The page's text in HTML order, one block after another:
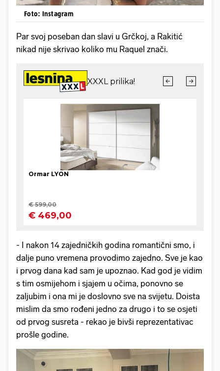
Foto: Instagram
Par svoj poseban dan slavi u Grčkoj, a Rakitić
nikad nije skrivao koliko mu Raquel znači.
- I nakon 14 zajedničkih godina romantični smo, i
dalje puno vremena provodimo zajedno. Sve je kao
i prvog dana kad sam je upoznao. Kad god je vidim
s tim osmijehom i sjajem u očima, ponovno se
zaljubim i ona mi je doslovno sve na svijetu. Doista
mislim da smo rođeni jedno za drugo i to se osjeti
od prvog susreta - rekao je bivši reprezentativac
prošle godine.